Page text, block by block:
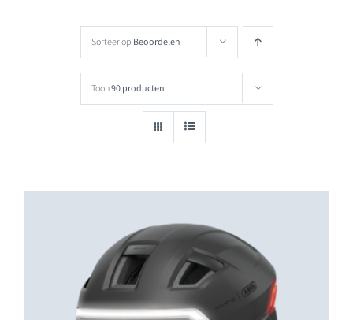
Sorteer op Beoordelen
Toon90 producten